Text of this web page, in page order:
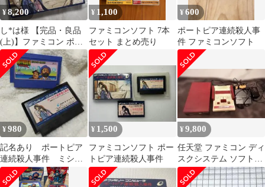
¥8,200
し*は様 【完品・良品
(上)】ファミコン ポー
トピア連続殺人事件
¥ 1,100
ファミコンソフト 7本
セット まとめ売り
¥600
ポートピア連続殺人事
件 ファミコンソフト
¥980
記名あり ポートピア
連続殺人事件 ミシシ
ッピー殺人事件 ファ
ミコン
¥ 1,500
ファミコンソフト ポー
トピア連続殺人事件
¥9,800
任天堂 ファミコン ディ
スクシステム ソフト及
び説明書等セット ジ
ャンク品